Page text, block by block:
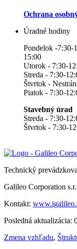
Ochrana
Úradné hodiny
Pondelok -7:30-
15:00
Utorok - 7:30-
Streda - 7:30-
Štvrtok -
Piatok - 7:30-
Stavebný úrad
Streda - 7:30-
Štvrtok - 7:30-
Technický
Galileo Corporation
Kontakt:
Posledná aktualizácia:
Zmena vzhľadu,